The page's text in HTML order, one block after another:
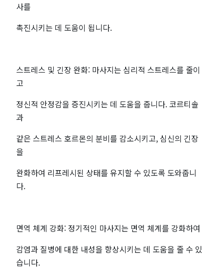
마
사를
촉진시키는 데 도움이 됩니다.
스트레스 및 긴장 완화: 마사지는 심리적 스트레스를 줄이
고
정신적 안정감을 증진시키는 데 도움을 줍니다. 코르티솔
과
같은 스트레스 호르몬의 분비를 감소시키고, 심신의 긴장
을
완화하여 리프레시된 상태를 유지할 수 있도록 도와줍니
다.
면역 체계 강화: 정기적인 마사지는 면역 체계를 강화하여
감염과 질병에 대한 내성을 향상시키는 데 도움을 줄 수 있
습니다.